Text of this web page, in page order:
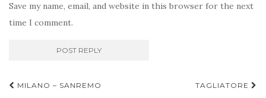
Save my name, email, and website in this browser for the next
time I comment.
Post
MILANO – SANREMO TAGLIATORE